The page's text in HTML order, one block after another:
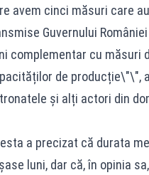
avem cinci măsuri care
Guvernului
complementar cu măsuri
de producție\"\",
și alți actori din
a precizat că durata
luni, dar că, în opinia